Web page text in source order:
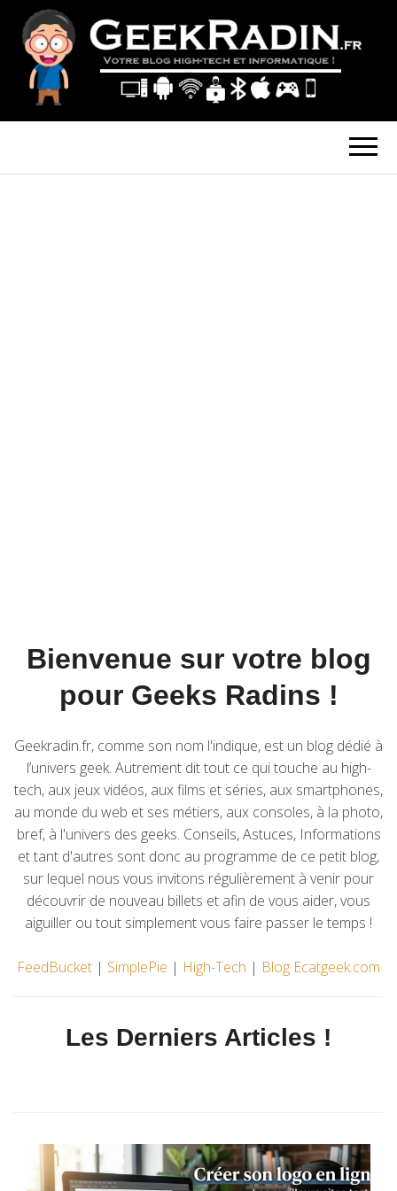
Bienvenue sur votre blog
pour Geeks Radins !
Geekradin.fr, comme son nom l'indique, est un blog dédié à
l’univers geek. Autrement dit tout ce qui touche au high-
tech, aux jeux vidéos, aux films et séries, aux smartphones,
au monde du web et ses métiers, aux consoles, à la photo,
bref, à l'univers des geeks. Conseils, Astuces, Informations
et tant d'autres sont donc au programme de ce petit blog,
sur lequel nous vous invitons régulièrement à venir pour
découvrir de nouveau billets et afin de vous aider, vous
aiguiller ou tout simplement vous faire passer le temps !
FeedBucket | SimplePie | High-Tech | Blog Ecatgeek.com
Les Derniers Articles !